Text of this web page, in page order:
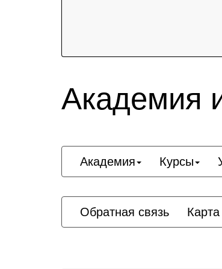
Академия
Академия Курсы
Обратная связь